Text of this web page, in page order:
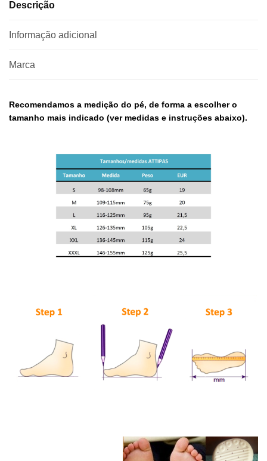
Descrição
Informação adicional
Marca
Recomendamos a medição do pé, de forma a escolher o
tamanho mais indicado (ver medidas e instruções abaixo).